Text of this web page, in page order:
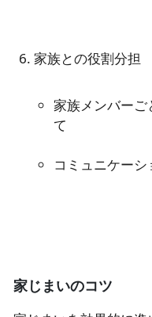
家族メンバー
て
コミュニケー
家じまいのコツ